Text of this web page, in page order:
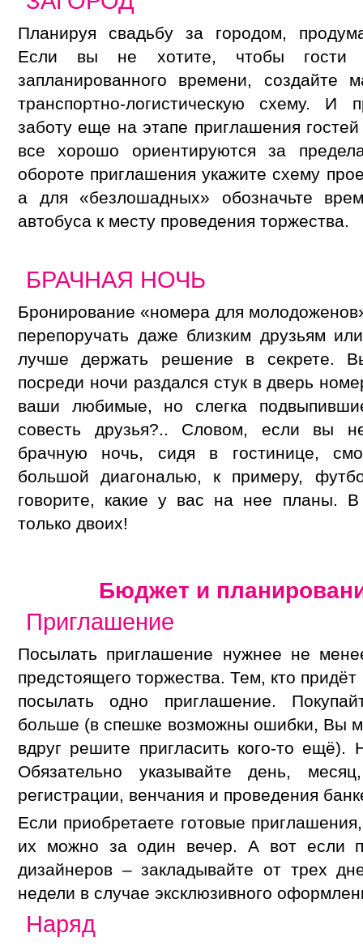
Планируя свадьбу за городом,
Если вы не хотите, чтобы гости
запланированного времени, создайте
транспортно-логистическую схему. И
заботу еще на этапе приглашения
все хорошо ориентируются за
обороте приглашения укажите схему
а для «безлошадных» обозначьте
автобуса к месту проведения торжества.
БРАЧНАЯ НОЧЬ
Бронирование «номера для
перепоручать даже близким друзьям
лучше держать решение в секрете.
посреди ночи раздался стук в дверь
ваши любимые, но слегка
совесть друзья?.. Словом, если вы
брачную ночь, сидя в гостинице,
большой диагональю, к примеру,
говорите, какие у вас на нее планы.
только двоих!
Бюджет и
Приглашение
Посылать приглашение нужнее не
предстоящего торжества. Тем, кто
посылать одно приглашение.
больше (в спешке возможны ошибки, Вы
вдруг решите пригласить кого-то ещё).
Обязательно указывайте день,
регистрации, венчания и проведения
Если приобретаете готовые
их можно за один вечер. А вот если
дизайнеров – закладывайте от трех
недели в случае эксклюзивного
Наряд